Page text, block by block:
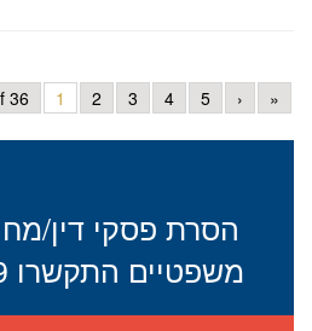
36 1 2 3 4 5 › »
הסרת פסקי דין/
משפטיים התקשרו 0522508109